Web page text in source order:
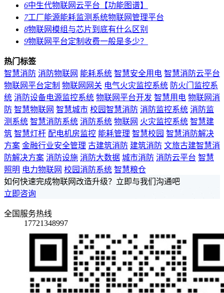
6中生代物联网云平台【功能图谱】
7工厂能源能耗监测系统物联网管理平台
8物联网模组与芯片到底有什么区别
9物联网平台定制收费一般是多少？
热门标签
智慧消防 消防物联网 能耗系统 智慧安全用电 智慧消防云平台
物联网平台定制 物联网网关 电气火灾监控系统 防火门监控系
统 消防设备电源监控系统 物联网平台开发 智慧用电 物联网消
防 智慧物联网 智慧城市 校园智慧消防 消防监控系统 消防监
测系统 智慧消防系统 消防系统 物联网 火灾监控系统 智慧建
筑 智慧灯杆 配电机房监控 能耗管理 智慧校园 智慧消防解决
方案 金融行业安全管理 古建筑消防 建筑消防 文旅古建智慧消
防解决方案 消防设施 消防大数据 城市消防 消防云平台 智慧
照明 电力物联网 校园消防系统 智慧粮仓
如何快速完成物联网改造升级？立即与我们沟通吧
立即咨询
全国服务热线
17721348997